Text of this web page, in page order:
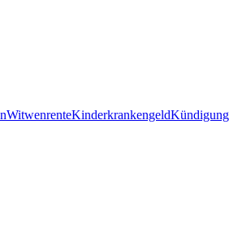
WitwenrenteKinderkrankengeld